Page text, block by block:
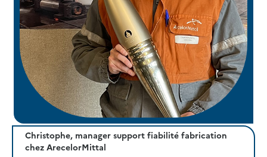
Christophe, manager support fiabilité fabrication
chez ArecelorMittal